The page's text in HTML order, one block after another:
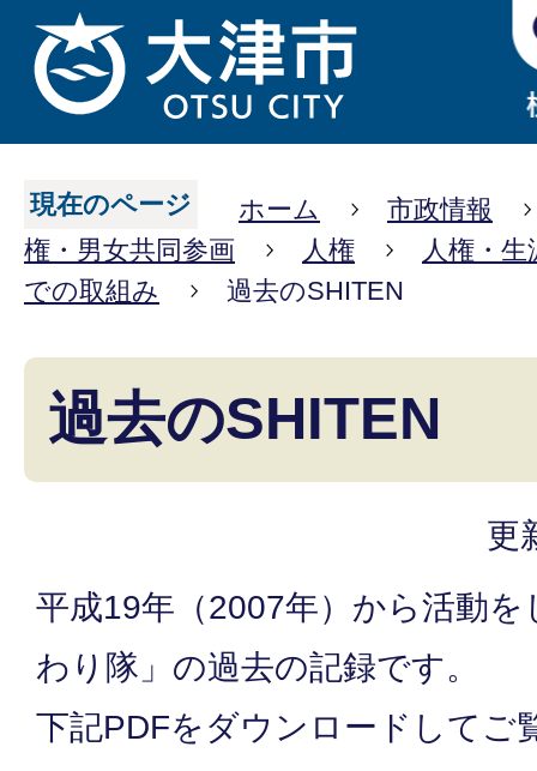
現在のページ ホーム
市政情報
権・男女共同参画
人権
人権・
での取組み
過去のSHITEN
過去のSHITEN
更
平成19年（2007年）から活動
わり隊」の過去の記録です。
下記PDFをダウンロードしてご